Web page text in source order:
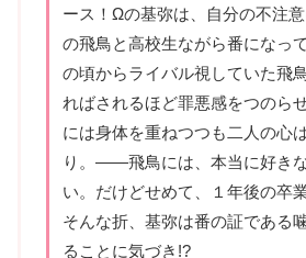
ース！Ωの基弥は、自分の不注
の飛鳥と高校生ながら番になっ
の頃からライバル視していた飛
ればされるほど罪悪感をつのら
には身体を重ねつつも二人の心
り。――飛鳥には、本当に好き
い。だけどせめて、１年後の卒
そんな折、基弥は番の証である
ることに気づき!?